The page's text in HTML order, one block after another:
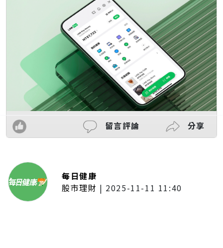
留言評論 分享
每日健康
股市理財 | 2025-11-11 11:40